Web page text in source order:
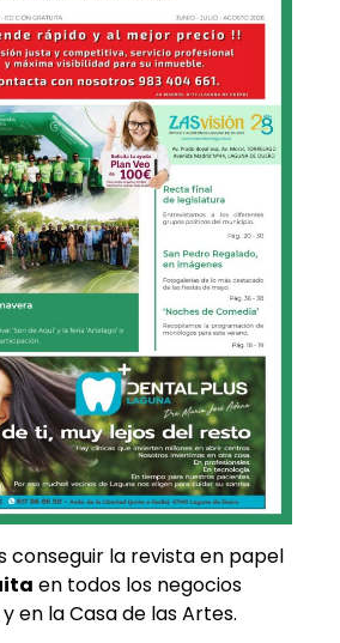
conseguir la revista en papel
en todos los negocios
en la Casa de las Artes.